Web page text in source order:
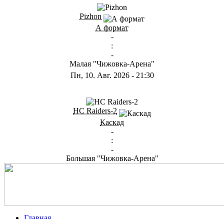
Pizhon
А формат
-
:
-
Малая "Чижовка-Арена"
Пн, 10. Авг. 2026- 21:30
HC Raiders-2
Каскад
-
:
-
Большая "Чижовка-Арена"